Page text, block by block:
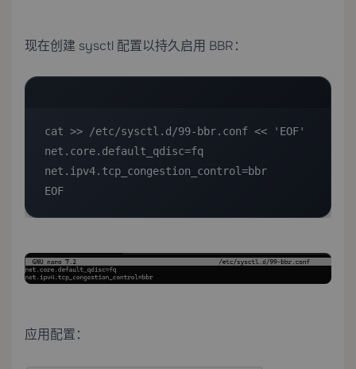
现在创建 sysctl 配置以持久启用 BBR：
cat >> /etc/sysctl.d/99-bbr.conf << 'EOF'
net.core.default_qdisc=fq
net.ipv4.tcp_congestion_control=bbr
EOF
应用配置：